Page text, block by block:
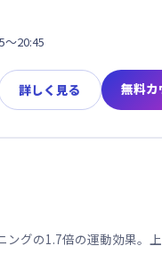
～20:45
詳しく見る 無料カ
グの1.7倍の運動効果。